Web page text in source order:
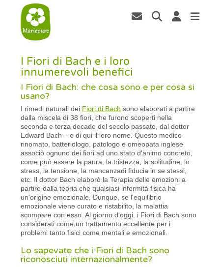
I Fiori di Bach e i loro
innumerevoli benefici
I Fiori di Bach: che cosa sono e per cosa si
usano?
I rimedi naturali dei Fiori di Bach sono elaborati a partire
dalla miscela di 38 fiori, che furono scoperti nella
seconda e terza decade del secolo passato, dal dottor
Edward Bach – e di qui il loro nome. Questo medico
rinomato, batteriologo, patologo e omeopata inglese
associò ognuno dei fiori ad uno stato d'animo concreto,
come può essere la paura, la tristezza, la solitudine, lo
stress, la tensione, la mancanzadi fiducia in se stessi,
etc. Il dottor Bach elaborò la Terapia delle emozioni a
partire dalla teoria che qualsiasi infermità fisica ha
un'origine emozionale. Dunque, se l'equilibrio
emozionale viene curato e ristabilito, la malattia
scompare con esso. Al giorno d'oggi, i Fiori di Bach sono
considerati come un trattamento eccellente per i
problemi tanto fisici come mentali e emozionali.
Lo sapevate che i Fiori di Bach sono
riconosciuti internazionalmente?